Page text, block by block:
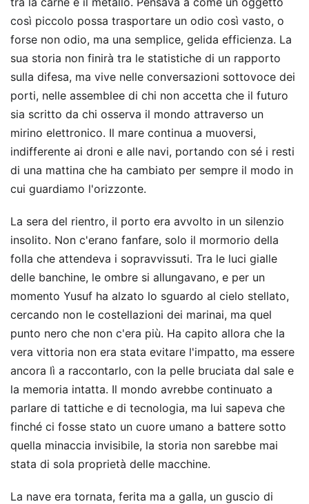
così piccolo possa trasportare un odio così vasto, o
forse non odio, ma una semplice, gelida efficienza. La
sua storia non finirà tra le statistiche di un rapporto
sulla difesa, ma vive nelle conversazioni sottovoce dei
porti, nelle assemblee di chi non accetta che il futuro
sia scritto da chi osserva il mondo attraverso un
mirino elettronico. Il mare continua a muoversi,
indifferente ai droni e alle navi, portando con sé i resti
di una mattina che ha cambiato per sempre il modo in
cui guardiamo l'orizzonte.
La sera del rientro, il porto era avvolto in un silenzio
insolito. Non c'erano fanfare, solo il mormorio della
folla che attendeva i sopravvissuti. Tra le luci gialle
delle banchine, le ombre si allungavano, e per un
momento Yusuf ha alzato lo sguardo al cielo stellato,
cercando non le costellazioni dei marinai, ma quel
punto nero che non c'era più. Ha capito allora che la
vera vittoria non era stata evitare l'impatto, ma essere
ancora lì a raccontarlo, con la pelle bruciata dal sale e
la memoria intatta. Il mondo avrebbe continuato a
parlare di tattiche e di tecnologia, ma lui sapeva che
finché ci fosse stato un cuore umano a battere sotto
quella minaccia invisibile, la storia non sarebbe mai
stata di sola proprietà delle macchine.
La nave era tornata, ferita ma a galla, un guscio di